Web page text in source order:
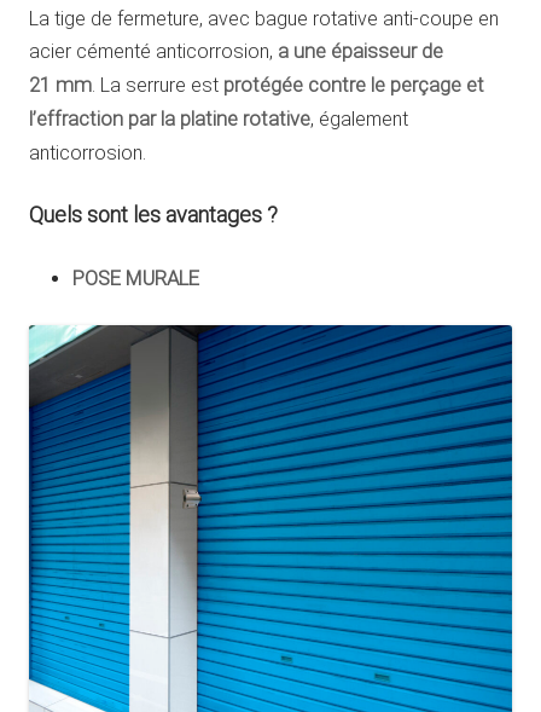
La tige de fermeture, avec bague rotative anti-coupe en
acier cémenté anticorrosion, a une épaisseur de
21 mm. La serrure est protégée contre le perçage et
l’effraction par la platine rotative, également
anticorrosion.
Quels sont les avantages ?
POSE MURALE